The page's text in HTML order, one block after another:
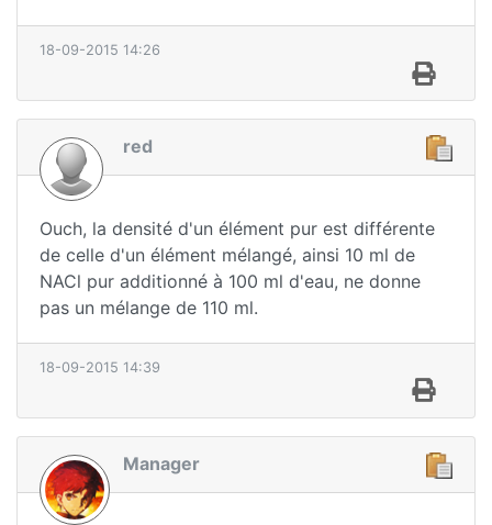
18-09-2015 14:26
red
Ouch, la densité d'un élément pur est différente
de celle d'un élément mélangé, ainsi 10 ml de
NACl pur additionné à 100 ml d'eau, ne donne
pas un mélange de 110 ml.
18-09-2015 14:39
Manager